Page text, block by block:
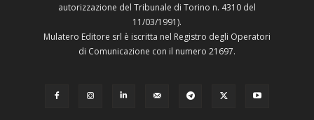
autorizzazione del Tribunale di Torino n. 4310 del
11/03/1991).
Mulatero Editore srl è iscritta nel Registro degli Operatori
di Comunicazione con il numero 21697.